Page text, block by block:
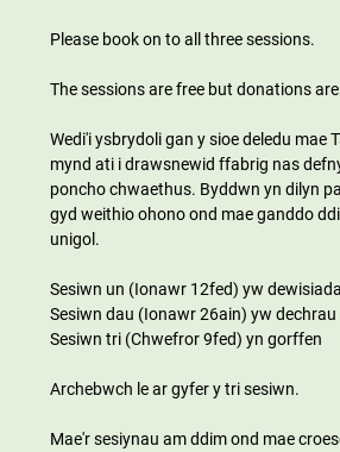
Please book on to all three sessions.
The sessions are free but donations
Wedi'i ysbrydoli gan y sioe deledu mae
mynd ati i drawsnewid ffabrig nas
poncho chwaethus. Byddwn yn dilyn
gyd weithio ohono ond mae ganddo
unigol.
Sesiwn un (Ionawr 12fed) yw
Sesiwn dau (Ionawr 26ain) yw
Sesiwn tri (Chwefror 9fed) yn gorffen
Archebwch le ar gyfer y tri sesiwn.
Mae'r sesiynau am ddim ond mae